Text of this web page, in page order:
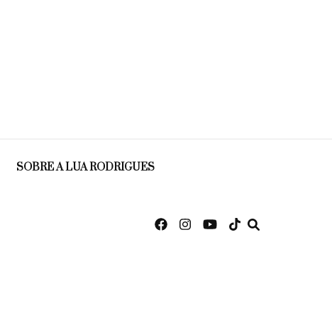
SOBRE A LUA RODRIGUES